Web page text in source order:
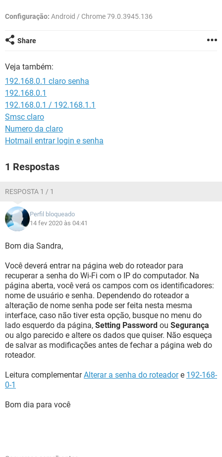
Configuração: Android / Chrome 79.0.3945.136
Share
Veja também:
192.168.0.1 claro senha
192.168.0.1
192.168.0.1 / 192.168.1.1
Smsc claro
Numero da claro
Hotmail entrar login e senha
1 Respostas
RESPOSTA 1 / 1
Perfil bloqueado
14 fev 2020 às 04:41
Bom dia Sandra,
Você deverá entrar na página web do roteador para
recuperar a senha do Wi-Fi com o IP do computador. Na
página aberta, você verá os campos com os identificadores:
nome de usuário e senha. Dependendo do roteador a
alteração de nome senha pode ser feita nesta mesma
interface, caso não tiver esta opção, busque no menu do
lado esquerdo da página, Setting Password ou Segurança
ou algo parecido e altere os dados que quiser. Não esqueça
de salvar as modificações antes de fechar a página web do
roteador.
Leitura complementarAlterar a senha do roteadore 192-168-
0-1
Bom dia para você